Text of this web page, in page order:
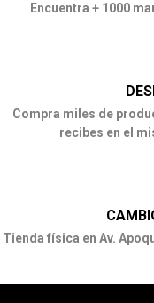
Encuentra + 1000
Compra miles de
recibes en el
Tienda física en Av.